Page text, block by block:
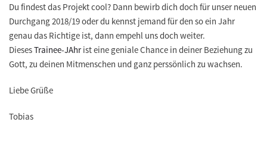
Du findest das Projekt cool? Dann bewirb dich doch für unserneuen
Durchgang 2018/19oder du kennst jemand für den so ein Jahr
genau das Richtige ist, dann empehl uns doch weiter.
DiesesTrainee-JAhrist eine geniale Chance in deiner Beziehung zu
Gott, zu deinen Mitmenschen und ganz perssönlich zu wachsen.
Liebe Grüße
Tobias